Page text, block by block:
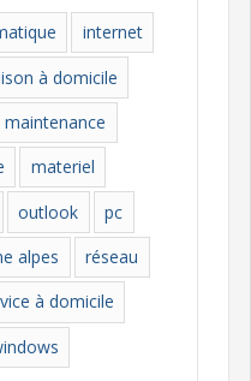
internet
à domicile
maintenance
materiel
outlook
pc
alpes
réseau
à domicile